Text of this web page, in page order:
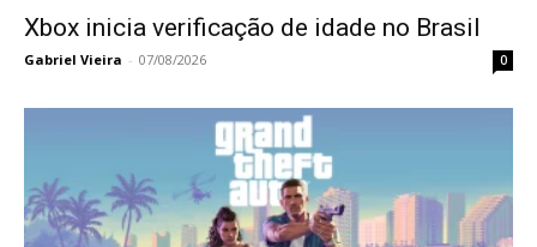
Xbox inicia verificação de idade no Brasil
Gabriel Vieira - 07/08/2026 0